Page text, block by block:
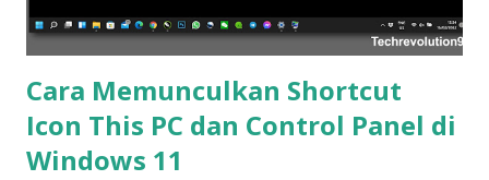
Cara Memunculkan Shortcut
Icon This PC dan Control Panel di
Windows 11